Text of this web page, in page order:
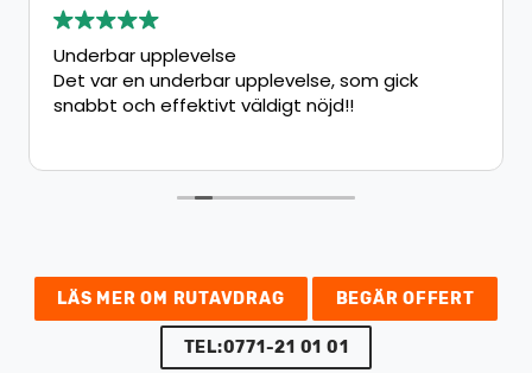
upplevelse
en underbar upplevelse, som gick
och effektivt väldigt nöjd!!
LÄS MER OM RUTAVDRAG BEGÄR OFFERT
TEL:0771-21 01 01